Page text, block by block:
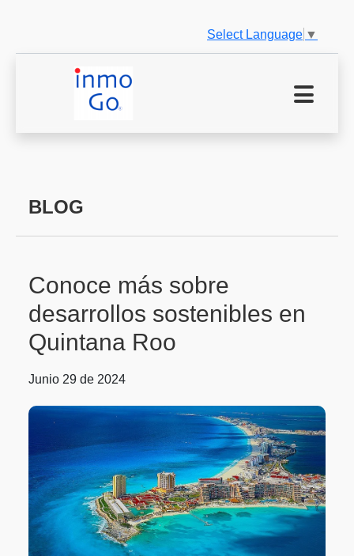
Select Language ▼
BLOG
Conoce más sobre
desarrollos sostenibles en
Quintana Roo
Junio 29 de 2024